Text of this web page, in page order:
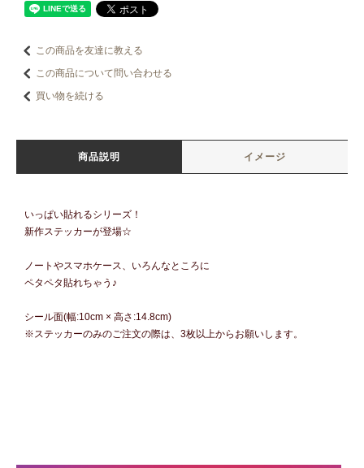
この商品を友達に教える
この商品について問い合わせる
買い物を続ける
商品説明 イメージ
いっぱい貼れるシリーズ！
新作ステッカーが登場☆
ノートやスマホケース、いろんなところに
ペタペタ貼れちゃう♪
シール面(幅:10cm × 高さ:14.8cm)
※ステッカーのみのご注文の際は、3枚以上からお願いします。